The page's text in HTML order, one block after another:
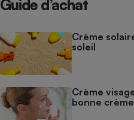
Guide d’achat
Crème
soleil
Crème
bonne